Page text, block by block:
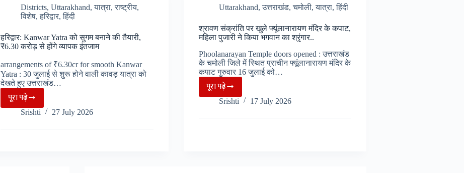
की
यात्रा
में
डूबा
Districts,Uttarakhand,यात्रा,राष्ट्रीय,
विशेष,हरिद्वार,हिंदी
हरिद्वार: Kanwar Yatra को सुगम बनाने की तैयारी,
₹6.30 करोड़ से होंगे व्यापक इंतजाम
arrangements of ₹6.30cr for smooth Kanwar
Yatra : 30 जुलाई से शुरू होने वाली कावड़ यात्रा को
देखते हुए उत्तराखंड…
पूरा पढ़ेहरिद्वार:
Kanwar
Yatra
Srishti 27 July 2026
Uttarakhand,उत्तराखंड,चमोली,यात्रा,हिंदी
श्रावण संक्रांति पर खुले फ्यूंलानारायण मंदिर के कपाट,
महिला पुजारी ने किया भगवान का श्रृंगार..
Phoolanarayan Temple doors opened : उत्तराखंड
के चमोली जिले में स्थित प्राचीन फ्यूंलानारायण मंदिर के
कपाट गुरुवार 16 जुलाई को…
पूरा पढ़ेश्रावण
संक्रांति
पर
Srishti 17 July 2026